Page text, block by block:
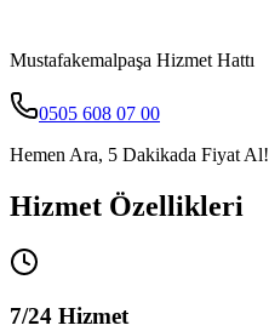
Mustafakemalpaşa Hizmet Hattı
0505 608 07 00
Hemen Ara, 5 Dakikada Fiyat Al!
Hizmet Özellikleri
7/24 Hizmet